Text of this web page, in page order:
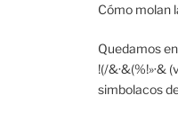
Cómo molan
Quedamos en
!(/&·&(%!»·&
simbolacos